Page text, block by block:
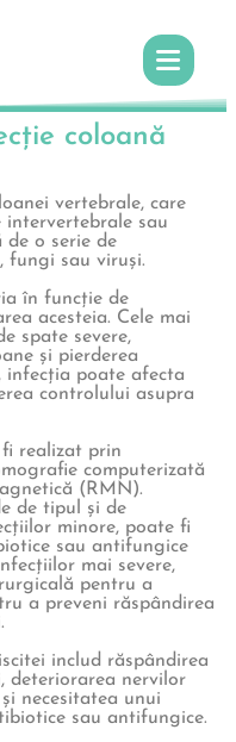
coloană
vertebrale, care
intervertebrale sau
de o serie de
fungi sau viruși.
în funcție de
acesteia. Cele mai
spate severe,
și pierderea
infecția poate afecta
controlului asupra
realizat prin
computerizată
(RMN).
de tipul și de
minore, poate fi
sau antifungice
mai severe,
pentru a
a preveni răspândirea
includ răspândirea
deteriorarea nervilor
necesitatea unui
sau antifungice.